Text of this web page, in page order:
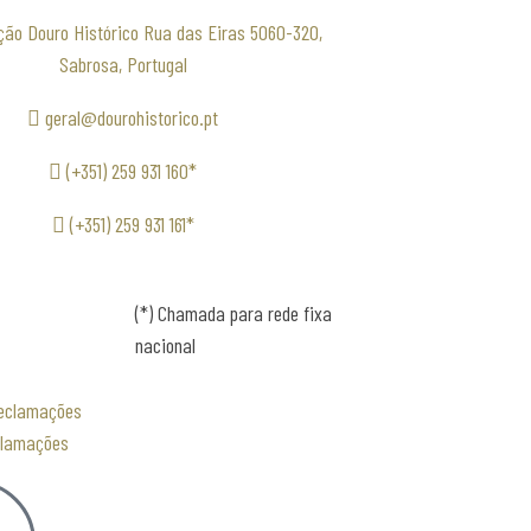
Douro Histórico Rua das Eiras 5060-320,
Sabrosa, Portugal
geral@dourohistorico.pt
(+351) 259 931 160*
(+351) 259 931 161*
(*) Chamada para rede fixa
nacional